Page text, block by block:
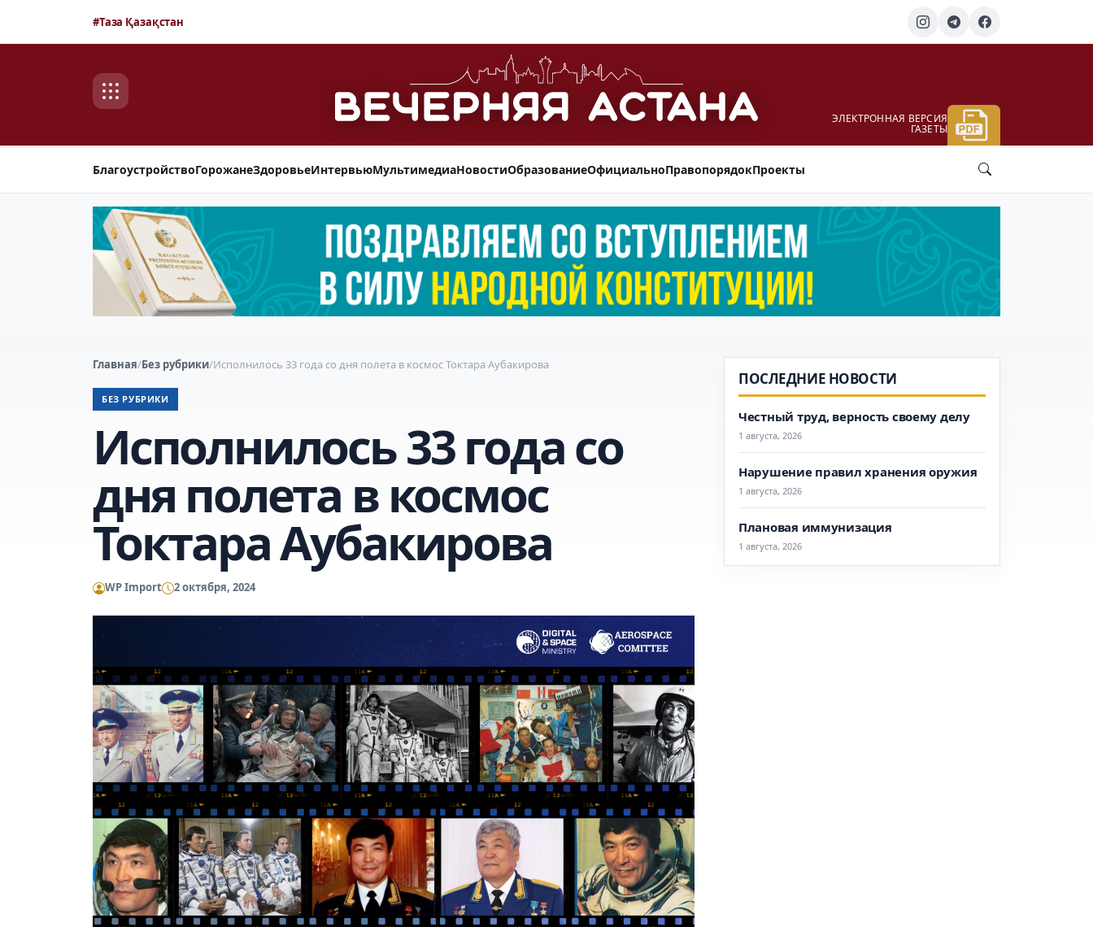
#Таза Қазақстан
ЭЛЕКТРОННАЯ ВЕРСИЯ
ГАЗЕТЫ
БлагоустройствоГорожанеЗдоровьеИнтервьюМультимедиаНовостиОбразованиеОфициальноПравопорядокПроекты
Главная/Без рубрики/Исполнилось 33 года со дня полета в космос Токтара Аубакирова
БЕЗ РУБРИКИ
Исполнилось 33 года со
дня полета в космос
Токтара Аубакирова
WP Import 2 октября, 2024
ПОСЛЕДНИЕ НОВОСТИ
Честный труд, верность своему делу
1 августа, 2026
Нарушение правил хранения оружия
1 августа, 2026
Плановая иммунизация
1 августа, 2026